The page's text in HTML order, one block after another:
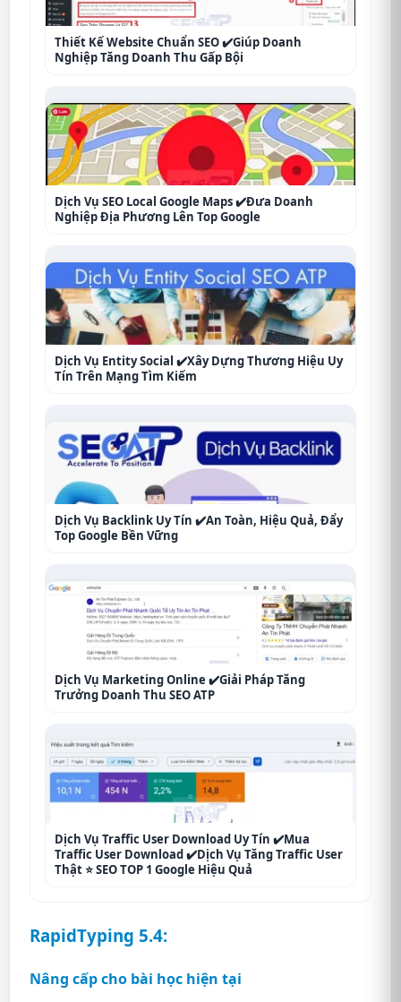
Thiết Kế Website Chuẩn SEO ✔️Giúp Doanh
Nghiệp Tăng Doanh Thu Gấp Bội
Dịch Vụ SEO Local Google Maps ✔️Đưa Doanh
Nghiệp Địa Phương Lên Top Google
Dịch Vụ Entity Social ✔️Xây Dựng Thương Hiệu Uy
Tín Trên Mạng Tìm Kiếm
Dịch Vụ Backlink Uy Tín ✔️An Toàn, Hiệu Quả, Đẩy
Top Google Bền Vững
Dịch Vụ Marketing Online ✔️Giải Pháp Tăng
Trưởng Doanh Thu SEO ATP
Dịch Vụ Traffic User Download Uy Tín ✔️Mua
Traffic User Download ✔️Dịch Vụ Tăng Traffic User
Thật ⭐ SEO TOP 1 Google Hiệu Quả
RapidTyping 5.4:
Nâng cấp cho bài học hiện tại